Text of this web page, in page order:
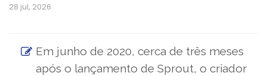
28 jul, 2026
Em junho de 2020, cerca de três meses
após o lançamento de Sprout, o criador